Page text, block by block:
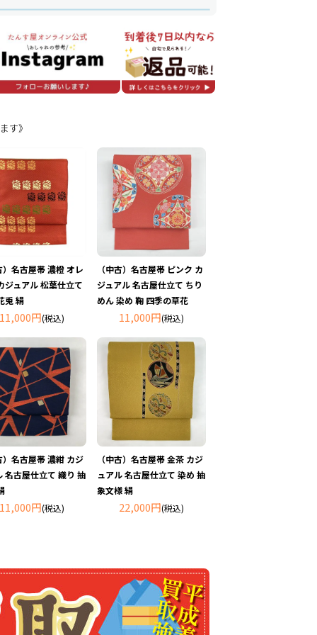
す》
）名古屋帯 濃橙 オレ
ジュアル 松葉仕立て
兎 絹
11,000円(税込)
（中古）名古屋帯 ピンク カ
ジュアル 名古屋仕立て ちり
めん 染め 鞠 四季の草花
11,000円(税込)
）名古屋帯 濃紺 カジ
名古屋仕立て 織り 抽
11,000円(税込)
（中古）名古屋帯 金茶 カジ
ュアル 名古屋仕立て 染め 抽
象文様 絹
22,000円(税込)